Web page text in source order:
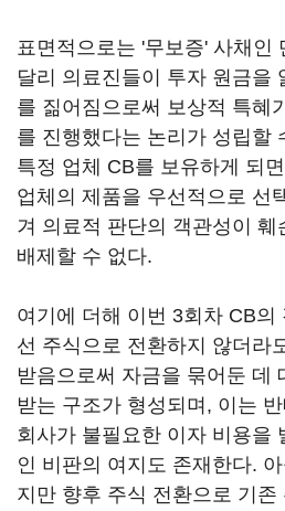
표면적으로는 '무보증' 사채인
달리 의료진들이 투자 원금을
를 짊어짐으로써 보상적 특혜
를 진행했다는 논리가 성립할
특정 업체 CB를 보유하게 되
업체의 제품을 우선적으로 선
겨 의료적 판단의 객관성이 훼
배제할 수 없다.
여기에 더해 이번 3회차 CB의
선 주식으로 전환하지 않더라
받음으로써 자금을 묶어둔 데
받는 구조가 형성되며, 이는
회사가 불필요한 이자 비용을
인 비판의 여지도 존재한다.
지만 향후 주식 전환으로 기